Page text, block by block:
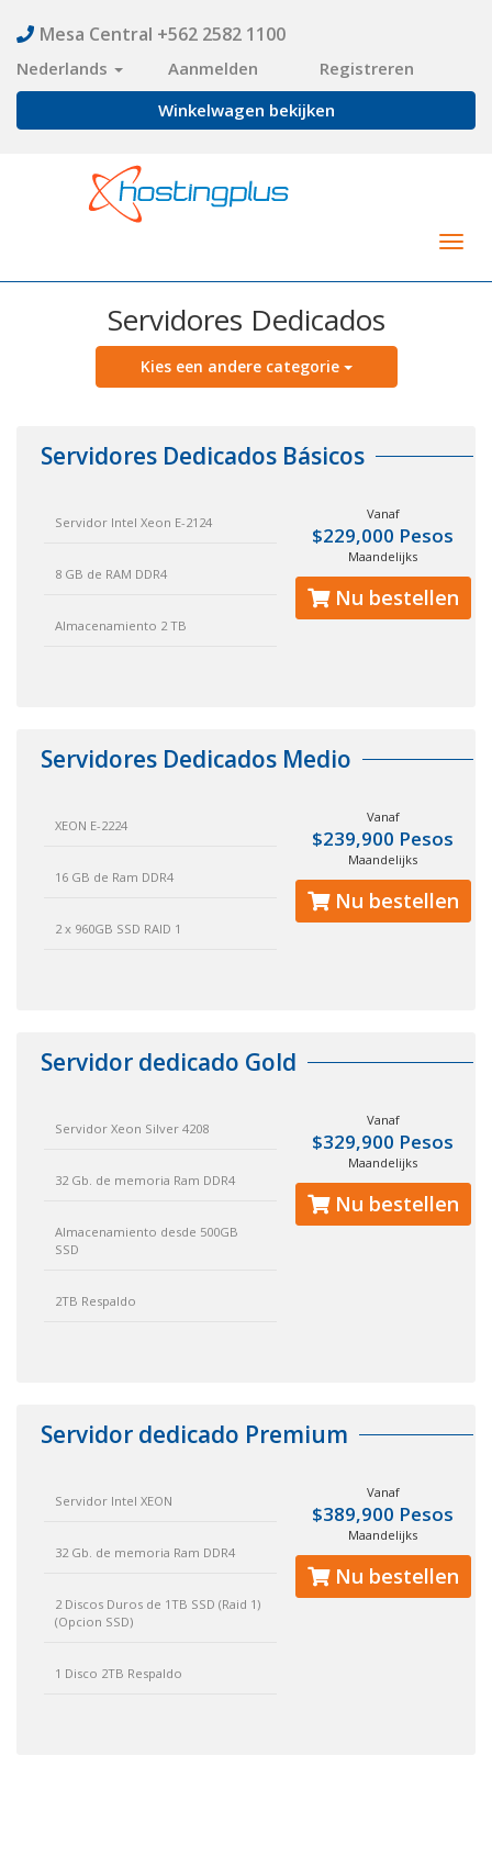
Mesa Central +562 2582 1100
Nederlands Aanmelden
Registreren
Winkelwagen bekijken
Servidores Dedicados
Kies een andere categorie
Servidores Dedicados Básicos
Servidor Intel Xeon E-2124
8 GB de RAM DDR4
Almacenamiento 2 TB
Vanaf
$229,000 Pesos
Maandelijks
Nu bestellen
Servidores Dedicados Medio
XEON E-2224
16 GB de Ram DDR4
2 x 960GB SSD RAID 1
Vanaf
$239,900 Pesos
Maandelijks
Nu bestellen
Servidor dedicado Gold
Servidor Xeon Silver 4208
32 Gb. de memoria Ram DDR4
Almacenamiento desde 500GB
SSD
2TB Respaldo
Vanaf
$329,900 Pesos
Maandelijks
Nu bestellen
Servidor dedicado Premium
Servidor Intel XEON
32 Gb. de memoria Ram DDR4
2 Discos Duros de 1TB SSD (Raid 1)
(Opcion SSD)
1 Disco 2TB Respaldo
Vanaf
$389,900 Pesos
Maandelijks
Nu bestellen